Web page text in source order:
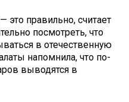
это правильно, считает
посмотреть, что
в отечественную
напомнила, что по-
выводятся в